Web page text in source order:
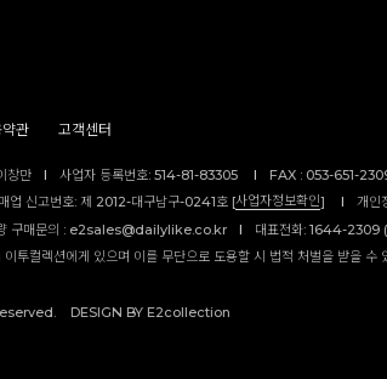
관 고객센터
창만 I 사업자 등록번호: 514-81-83305 I
FAX : 053-651-
업 신고번호: 제 2012-대구남구-0241호 [사업자정보확인] I
개인
구매문의 : e2sales@dailylike.co.kr I
대표전화: 1644-2309
투컬렉션에게 있으며 이를 무단으로 도용할 시 법적 처벌을 받을 수
DESIGN BY E2collection